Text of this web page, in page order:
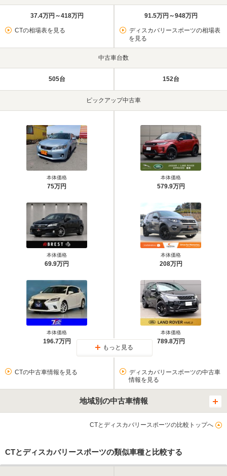
37.4万円～418万円
CTの相場表を見る
91.5万円～948万円
ディスカバリースポーツの相場表
を見る
中古車台数
505台 152台
ピックアップ中古車
本体価格
75万円
本体価格
69.9万円
本体価格
196.7万円
本体価格
579.9万円
本体価格
208万円
本体価格
789.8万円
もっと見る
CTの中古車情報を見る
ディスカバリースポーツの中古車
情報を見る
地域別の中古車情報
CTとディスカバリースポーツの比較トップへ
CTとディスカバリースポーツの類似車種と比較する